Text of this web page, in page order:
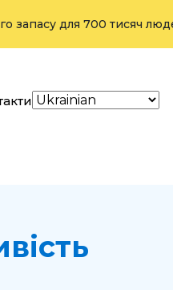
для 700 тисяч людей у